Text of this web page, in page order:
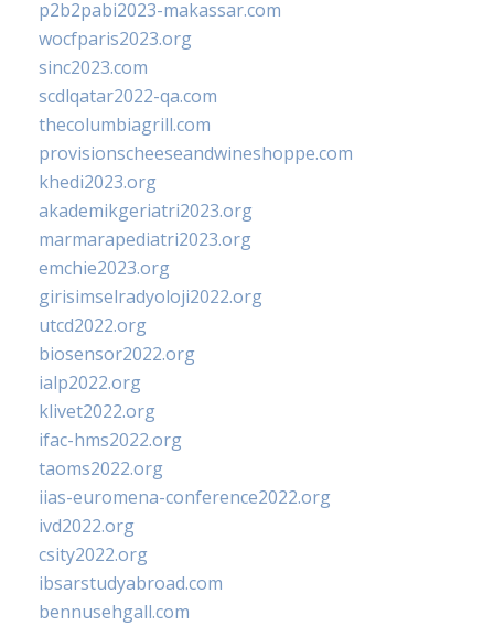
p2b2pabi2023-makassar.com
wocfparis2023.org
sinc2023.com
scdlqatar2022-qa.com
thecolumbiagrill.com
provisionscheeseandwineshoppe.com
khedi2023.org
akademikgeriatri2023.org
marmarapediatri2023.org
emchie2023.org
girisimselradyoloji2022.org
utcd2022.org
biosensor2022.org
ialp2022.org
klivet2022.org
ifac-hms2022.org
taoms2022.org
iias-euromena-conference2022.org
ivd2022.org
csity2022.org
ibsarstudyabroad.com
bennusehgall.com